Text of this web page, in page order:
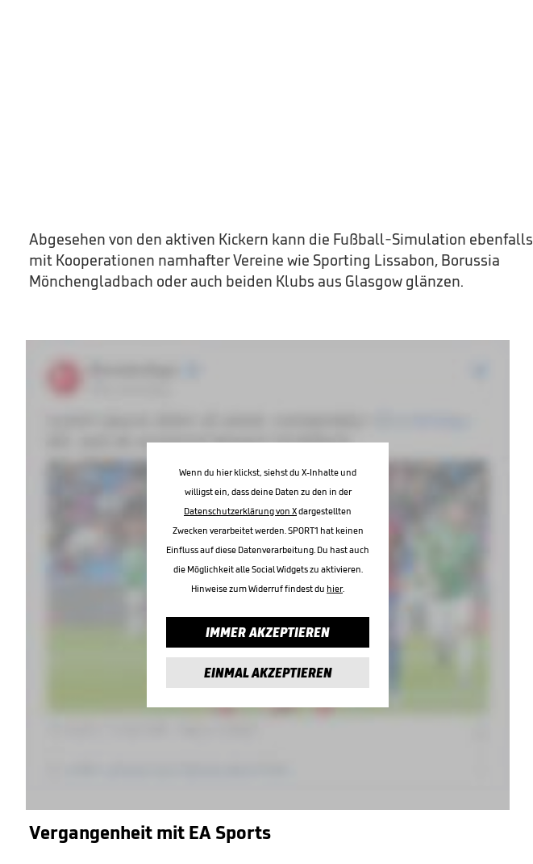
Abgesehen von den aktiven Kickern kann die Fußball-Simulation ebenfalls
mit Kooperationen namhafter Vereine wie Sporting Lissabon, Borussia
Mönchengladbach oder auch beiden Klubs aus Glasgow glänzen.
Wenn du hier klickst, siehst du X-Inhalte und
willigst ein, dass deine Daten zu den in der
Datenschutzerklärung von Xdargestellten
Zwecken verarbeitet werden. SPORT1 hat keinen
Einfluss auf diese Datenverarbeitung. Du hast auch
die Möglichkeit alle Social Widgets zu aktivieren.
Hinweise zum Widerruf findest du hier.
IMMER AKZEPTIEREN
EINMAL AKZEPTIEREN
Vergangenheit mit EA Sports